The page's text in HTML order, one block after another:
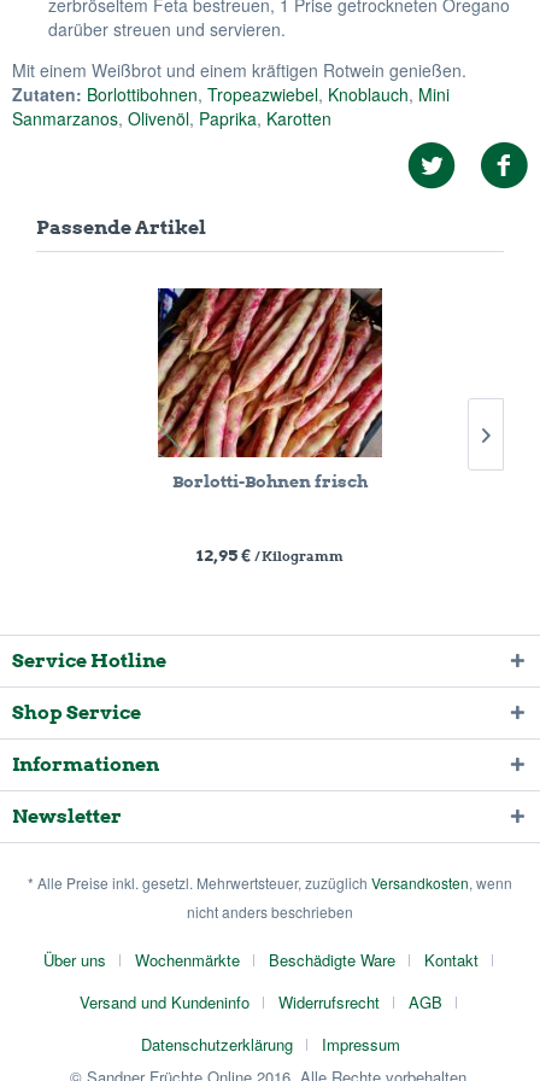
zerbröseltem Feta bestreuen, 1 Prise getrockneten Oregano
darüber streuen und servieren.
Mit einem Weißbrot und einem kräftigen Rotwein genießen.
Zutaten: Borlottibohnen, Tropeazwiebel, Knoblauch, Mini
Sanmarzanos, Olivenöl, Paprika, Karotten
Passende Artikel
Borlotti-Bohnen frisch
12,95 € / Kilogramm
Service Hotline
Shop Service
Informationen
Newsletter
* Alle Preise inkl. gesetzl. Mehrwertsteuer, zuzüglich Versandkosten, wenn
nicht anders beschrieben
Über uns Wochenmärkte Beschädigte Ware
Kontakt
Versand und Kundeninfo
Widerrufsrecht
AGB
Datenschutzerklärung
Impressum